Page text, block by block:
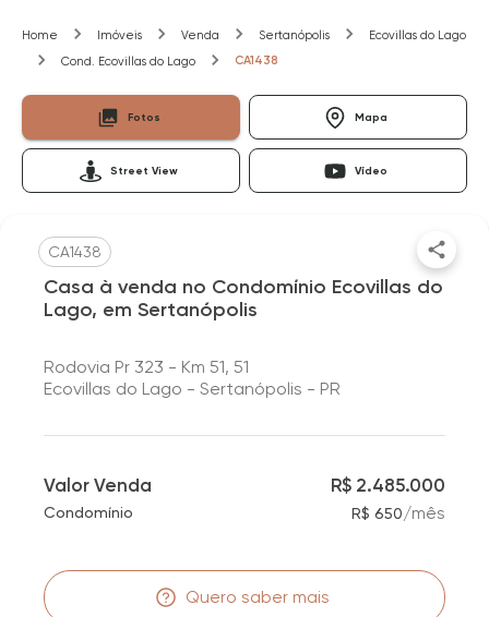
Home Imóveis Venda Sertanópolis
Ecovillas do Lago
Cond. Ecovillas do Lago
CA1438
Fotos Mapa
Street View Vídeo
CA1438
Casa à venda no Condomínio Ecovillas do
Lago, em Sertanópolis
Rodovia Pr 323 - Km 51, 51
Ecovillas do Lago - Sertanópolis - PR
Valor Venda R$ 2.485.000
Condomínio R$ 650/mês
Quero saber mais